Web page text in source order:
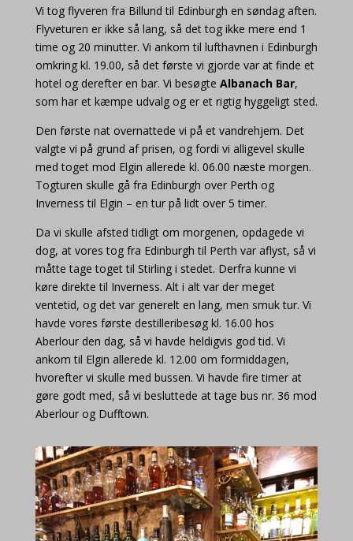
Vi tog flyveren fra Billund til Edinburgh en søndag aften.
Flyveturen er ikke så lang, så det tog ikke mere end 1
time og 20 minutter. Vi ankom til lufthavnen i Edinburgh
omkring kl. 19.00, så det første vi gjorde var at finde et
hotel og derefter en bar. Vi besøgte Albanach Bar,
som har et kæmpe udvalg og er et rigtig hyggeligt sted.
Den første nat overnattede vi på et vandrehjem. Det
valgte vi på grund af prisen, og fordi vi alligevel skulle
med toget mod Elgin allerede kl. 06.00 næste morgen.
Togturen skulle gå fra Edinburgh over Perth og
Inverness til Elgin – en tur på lidt over 5 timer.
Da vi skulle afsted tidligt om morgenen, opdagede vi
dog, at vores tog fra Edinburgh til Perth var aflyst, så vi
måtte tage toget til Stirling i stedet. Derfra kunne vi
køre direkte til Inverness. Alt i alt var der meget
ventetid, og det var generelt en lang, men smuk tur. Vi
havde vores første destilleribesøg kl. 16.00 hos
Aberlour den dag, så vi havde heldigvis god tid. Vi
ankom til Elgin allerede kl. 12.00 om formiddagen,
hvorefter vi skulle med bussen. Vi havde fire timer at
gøre godt med, så vi besluttede at tage bus nr. 36 mod
Aberlour og Dufftown.